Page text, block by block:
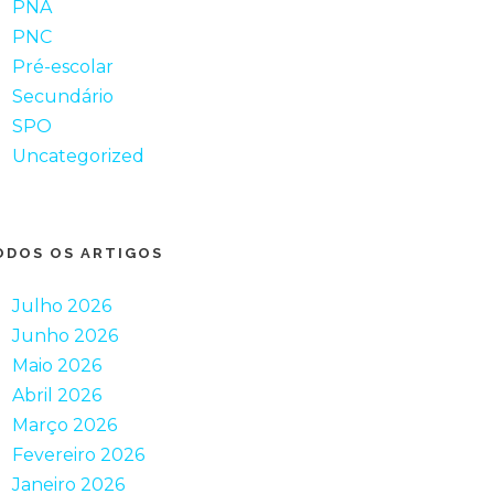
PNA
PNC
Pré-escolar
Secundário
SPO
Uncategorized
OS ARTIGOS
Julho 2026
Junho 2026
Maio 2026
Abril 2026
Março 2026
Fevereiro 2026
Janeiro 2026